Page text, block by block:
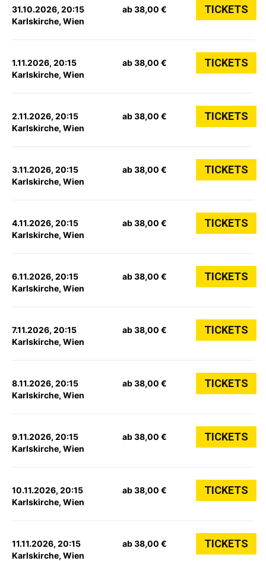
31.10.2026, 20:15
Karlskirche, Wien
ab 38,00 € TICKETS
1.11.2026, 20:15
Karlskirche, Wien
ab 38,00 € TICKETS
2.11.2026, 20:15
Karlskirche, Wien
ab 38,00 € TICKETS
3.11.2026, 20:15
Karlskirche, Wien
ab 38,00 € TICKETS
4.11.2026, 20:15
Karlskirche, Wien
ab 38,00 € TICKETS
6.11.2026, 20:15
Karlskirche, Wien
ab 38,00 € TICKETS
7.11.2026, 20:15
Karlskirche, Wien
ab 38,00 € TICKETS
8.11.2026, 20:15
Karlskirche, Wien
ab 38,00 € TICKETS
9.11.2026, 20:15
Karlskirche, Wien
ab 38,00 € TICKETS
10.11.2026, 20:15
Karlskirche, Wien
ab 38,00 € TICKETS
11.11.2026, 20:15
Karlskirche, Wien
ab 38,00 € TICKETS